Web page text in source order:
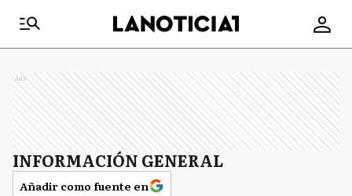
Ads
INFORMACIÓN GENERAL
Añadir como fuente en